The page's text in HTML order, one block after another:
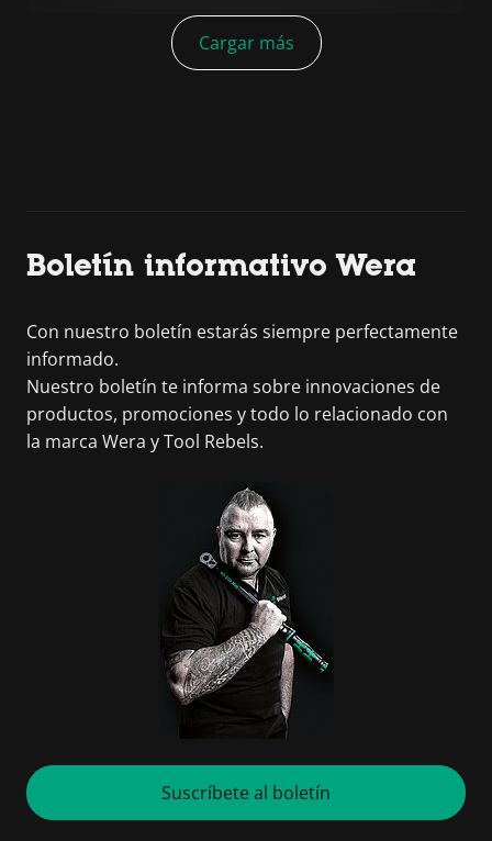
Cargar más
Boletín informativo Wera
Con nuestro boletín estarás siempre perfectamente
informado.
Nuestro boletín te informa sobre innovaciones de
productos, promociones y todo lo relacionado con
la marca Wera y Tool Rebels.
Suscríbete al boletín